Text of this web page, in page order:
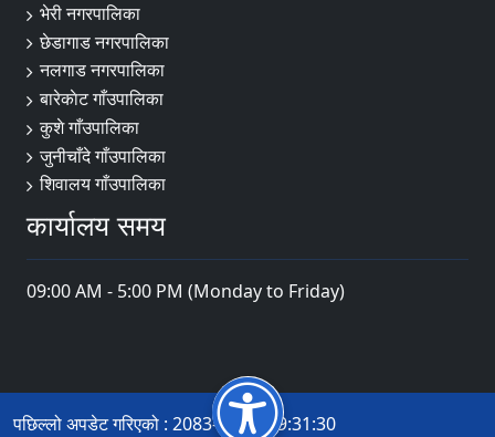
भेरी नगरपालिका
छेडागाड नगरपालिका
नलगाड नगरपालिका
बारेकाेट गाँउपालिका
कुशे गाँउपालिका
जुनीचाँदे गाँउपालिका
शिवालय गाँउपालिका
कार्यालय समय
09:00 AM - 5:00 PM (Monday to Friday)
पछिल्लो अपडेट गरिएको : 2083-04-20 09:31:30